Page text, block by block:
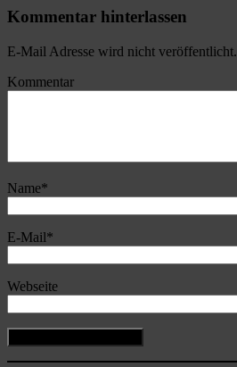
Kommentar hinterlassen
E-Mail Adresse wird nicht veröffentlicht.
Kommentar
Name*
E-Mail*
Webseite